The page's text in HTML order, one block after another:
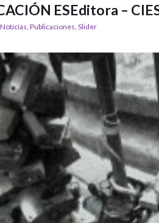
ESEditora –
Noticias Publicaciones Slider